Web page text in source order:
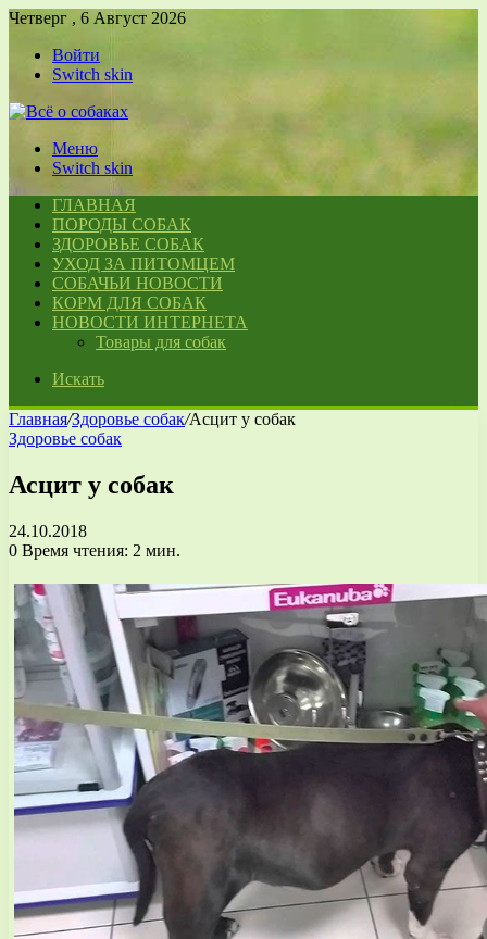
Четверг , 6 Август 2026
Войти
Switch skin
Меню
Switch skin
ГЛАВНАЯ
ПОРОДЫ СОБАК
ЗДОРОВЬЕ СОБАК
УХОД ЗА ПИТОМЦЕМ
СОБАЧЬИ НОВОСТИ
КОРМ ДЛЯ СОБАК
НОВОСТИ ИНТЕРНЕТА
Товары для собак
Искать
Главная/Здоровье собак/Асцит у собак
Здоровье собак
Асцит у собак
24.10.2018
0 Время чтения: 2 мин.